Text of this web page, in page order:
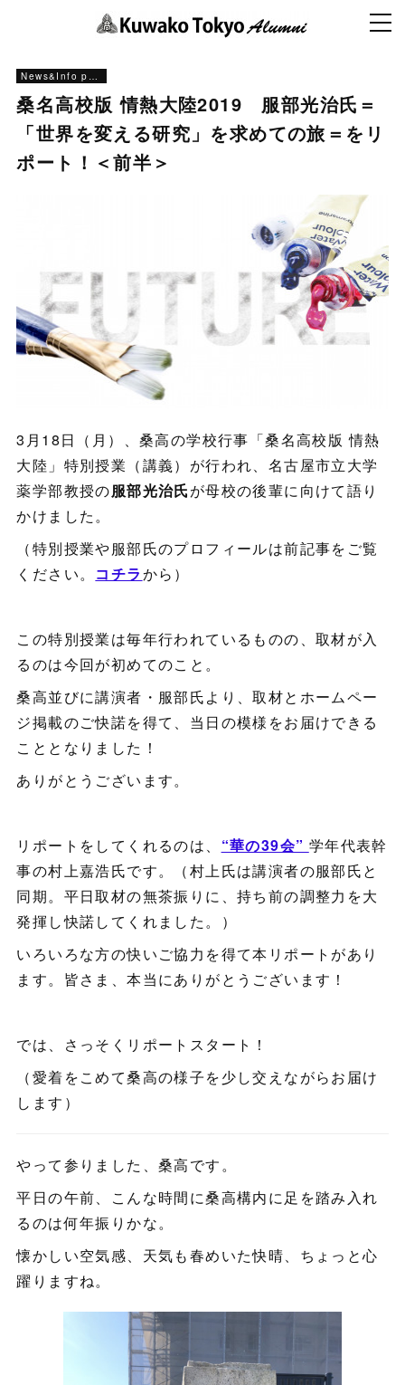
News&Info past
桑名高校版 情熱大陸2019 服部光治氏＝
「世界を変える研究」を求めての旅＝をリ
ポート！＜前半＞
3月18日（月）、桑高の学校行事「桑名高校版 情熱
大陸」特別授業（講義）が行われ、名古屋市立大学
薬学部教授の服部光治氏が母校の後輩に向けて語り
かけました。
（特別授業や服部氏のプロフィールは前記事をご覧
ください。 コチラから）
この特別授業は毎年行われているものの、取材が入
るのは今回が初めてのこと。
桑高並びに講演者・服部氏より、取材とホームペー
ジ掲載のご快諾を得て、当日の模様をお届けできる
こととなりました！
ありがとうございます。
リポートをしてくれるのは、 “華の39会” 学年代表幹
事の村上嘉浩氏です。（村上氏は講演者の服部氏と
同期。平日取材の無茶振りに、持ち前の調整力を大
発揮し快諾してくれました。）
いろいろな方の快いご協力を得て本リポートがあり
ます。皆さま、本当にありがとうございます！
では、さっそくリポートスタート！
（愛着をこめて桑高の様子を少し交えながらお届け
します）
やって参りました、桑高です。
平日の午前、こんな時間に桑高構内に足を踏み入れ
るのは何年振りかな。
懐かしい空気感、天気も春めいた快晴、ちょっと心
躍りますね。